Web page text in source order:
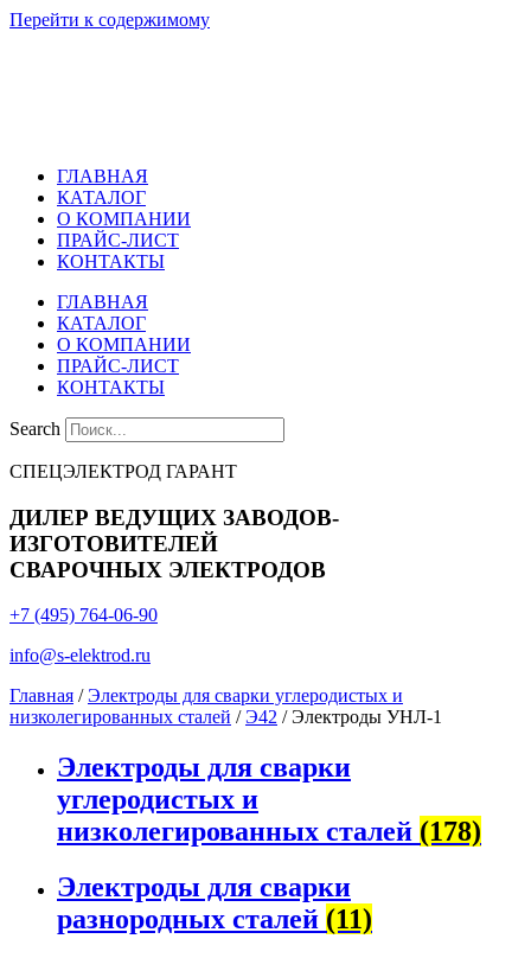
Перейти к содержимому
ГЛАВНАЯ
КАТАЛОГ
О КОМПАНИИ
ПРАЙС-ЛИСТ
КОНТАКТЫ
ГЛАВНАЯ
КАТАЛОГ
О КОМПАНИИ
ПРАЙС-ЛИСТ
КОНТАКТЫ
Search
СПЕЦЭЛЕКТРОД ГАРАНТ
ДИЛЕР ВЕДУЩИХ ЗАВОДОВ-
ИЗГОТОВИТЕЛЕЙ
СВАРОЧНЫХ ЭЛЕКТРОДОВ
+7 (495) 764-06-90
info@s-elektrod.ru
Главная /Электроды для сварки углеродистых и
низколегированных сталей /Э42 / Электроды УНЛ-1
Электроды для сварки
углеродистых и
низколегированных сталей (178)
Электроды для сварки
разнородных сталей (11)